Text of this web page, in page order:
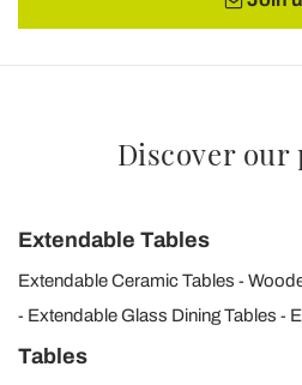
Discover our
Extendable Tables
Extendable Ceramic Tables
Extendable Glass Dining Tables
Tables